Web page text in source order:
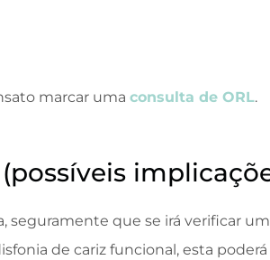
marcar uma consulta de ORL.
seguramente que se irá verificar um
de cariz funcional, esta